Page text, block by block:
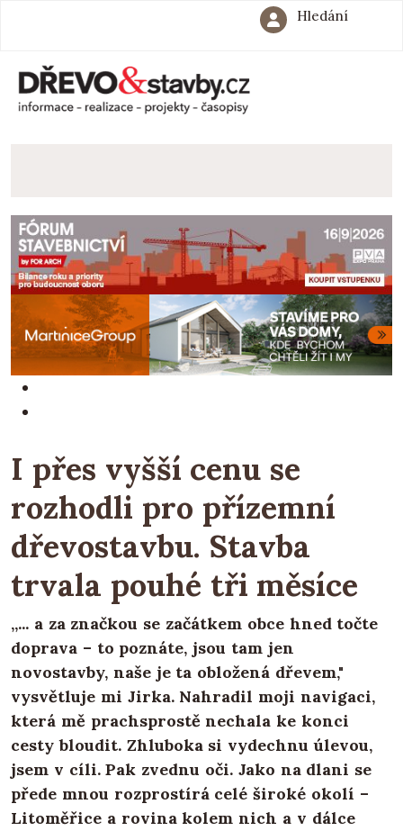
Hledání
I přes vyšší cenu se
rozhodli pro přízemní
dřevostavbu. Stavba
trvala pouhé tři měsíce
„... a za značkou se začátkem obce hned točte
doprava – to poznáte, jsou tam jen
novostavby, naše je ta obložená dřevem,"
vysvětluje mi Jirka. Nahradil moji navigaci,
která mě prachsprostě nechala ke konci
cesty bloudit. Zhluboka si vydechnu úlevou,
jsem v cíli. Pak zvednu oči. Jako na dlani se
přede mnou rozprostírá celé široké okolí –
Litoměřice a rovina kolem nich a v dálce